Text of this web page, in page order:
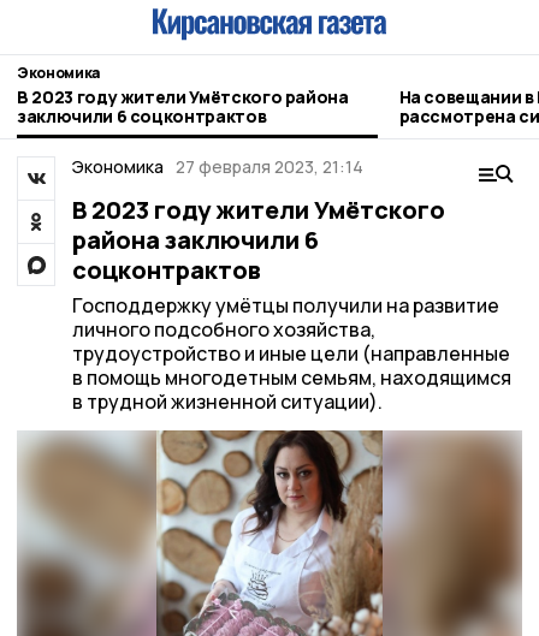
Экономика
В 2023 году жители Умётского района
заключили 6 соцконтрактов
На совещании
рассмотрена
Тамбовской
Экономика 27 февраля 2023, 21:14
В 2023 году жители Умётского
района заключили 6
соцконтрактов
Господдержку умётцы получили на развитие
личного подсобного хозяйства,
трудоустройство и иные цели (направленные
в помощь многодетным семьям, находящимся
в трудной жизненной ситуации).